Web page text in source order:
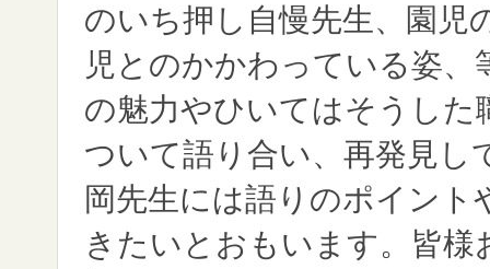
のいち押し自慢先生、園児
児とのかかわっている姿
の魅力やひいてはそうした
ついて語り合い、再発見し
岡先生には語りのポイン
きたいとおもいます。皆